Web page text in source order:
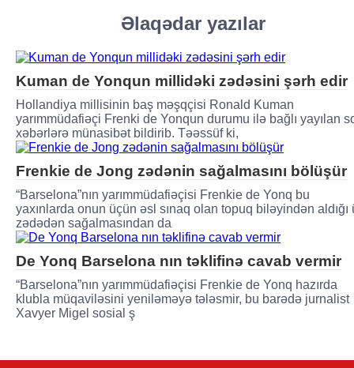
Əlaqədar yazılar
Kuman de Yonqun millidəki zədəsini şərh edir
Hollandiya millisinin baş məşqçisi Ronald Kuman
yarımmüdafiəçi Frenki de Yonqun durumu ilə bağlı yayılan
xəbərlərə münasibət bildirib. Təəssüf ki,
Frenkie de Jong zədənin sağalmasını bölüşür
“Barselona”nın yarımmüdafiəçisi Frenkie de Yonq bu
yaxınlarda onun üçün əsl sınaq olan topuq biləyindən aldığı
zədədən sağalmasından da
De Yonq Barselona nın təklifinə cavab vermir
“Barselona”nın yarımmüdafiəçisi Frenkie de Yonq hazırda
klubla müqaviləsini yeniləməyə tələsmir, bu barədə jurnalist
Xavyer Migel sosial ş